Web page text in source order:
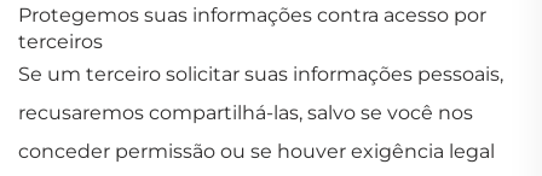
Protegemos suas informações contra acesso por
terceiros
Se um terceiro solicitar suas informações pessoais,
recusaremos compartilhá-las, salvo se você nos
conceder permissão ou se houver exigência legal